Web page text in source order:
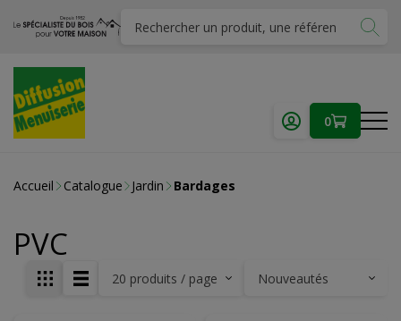
0
Accueil Catalogue Jardin Bardages
PVC